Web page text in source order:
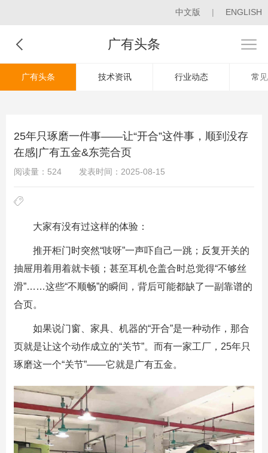
中文版 | ENGLISH
广有头条
广有头条 技术资讯 行业动态 常
25年只琢磨一件事——让“开合”这件事，顺到没存
在感|广有五金&东莞合页
阅读量：524 发表时间：2025-08-15
大家有没有过这样的体验：
推开柜门时突然“吱呀”一声吓自己一跳；反复开关的
抽屉用着用着就卡顿；甚至耳机仓盖合时总觉得“不够丝
滑”……这些“不顺畅”的瞬间，背后可能都缺了一副靠谱的
合页。
如果说门窗、家具、机器的“开合”是一种动作，那合
页就是让这个动作成立的“关节”。而有一家工厂，25年只
琢磨这一个“关节”——它就是广有五金。